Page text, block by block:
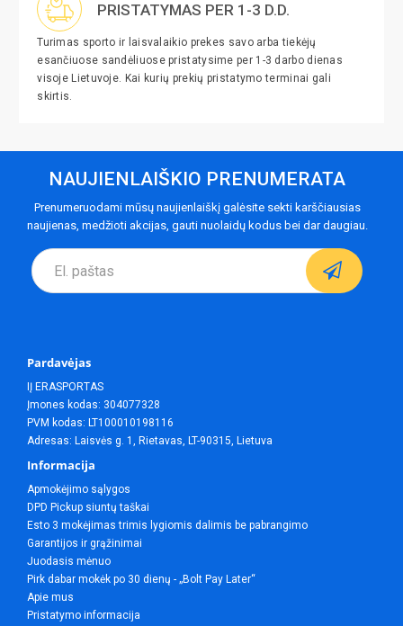
PRISTATYMAS PER 1-3 D.D.
Turimas sporto ir laisvalaikio prekes savo arba tiekėjų
esančiuose sandėliuose pristatysime per 1-3 darbo dienas
visoje Lietuvoje. Kai kurių prekių pristatymo terminai gali
skirtis.
NAUJIENLAIŠKIO PRENUMERATA
Prenumeruodami mūsų naujienlaiškį galėsite sekti karščiausias
naujienas, medžioti akcijas, gauti nuolaidų kodus bei dar daugiau.
Pardavėjas
IĮ ERASPORTAS
Įmones kodas: 304077328
PVM kodas: LT100010198116
Adresas: Laisvės g. 1, Rietavas, LT-90315, Lietuva
Informacija
Apmokėjimo sąlygos
DPD Pickup siuntų taškai
Esto 3 mokėjimas trimis lygiomis dalimis be pabrangimo
Garantijos ir grąžinimai
Juodasis mėnuo
Pirk dabar mokėk po 30 dienų - „Bolt Pay Later“
Apie mus
Pristatymo informacija